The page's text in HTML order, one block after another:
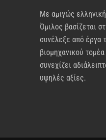
Με αμιγώς
Όμιλος βασίζεται
συνέλεξε από έργα
βιομηχανικού
συνεχίζει
υψηλές αξίες.